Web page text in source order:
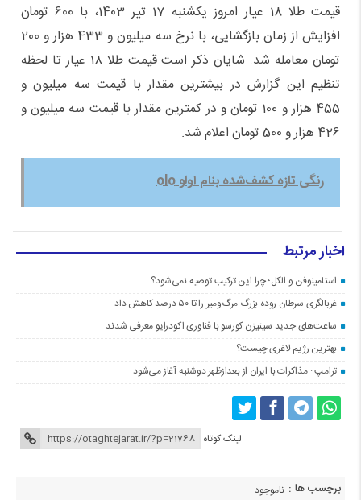
قیمت طلا 18 عیار امروز یکشنبه 17 تیر 1403، با 600 تومان
افزایش از زمان بازگشایی، با نرخ سه میلیون و 433 هزار و 200
تومان معامله شد. شایان ذکر است قیمت طلا 18 عیار تا لحظه
تنظیم این گزارش در بیشترین مقدار با قیمت سه میلیون و
455 هزار و 100 تومان و در کمترین مقدار با قیمت سه میلیون و
426 هزار و 500 تومان اعلام شد.
رنگی تازه کشف‌شده بنام اولو olo
اخبار مرتبط
استامینوفن و الکل؛ چرا این ترکیب توصیه نمی‌شود؟
غربالگری سرطان روده بزرگ مرگ‌ومیر را تا ۵۰ درصد کاهش داد
ساعت‌های جدید سیتیزن کورسو با فناوری اکودرایو معرفی شدند
بهترین رژیم لاغری چیست؟
ترامپ : مذاکرات با ایران از بعدازظهر دوشنبه آغاز می‌شود
لینک کوتاه
برچسب ها : ناموجود